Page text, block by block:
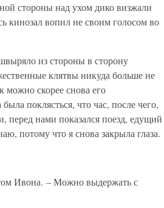
стороны над ухом дико визжали
кинозал вопил не своим голосом во
из стороны в сторону
клятвы никуда больше не
можно скорее снова его
поклясться, что час, после чего,
перед нами показался поезд, едущий
потому что я снова закрыла глаза.
Ивона. – Можно выдержать с